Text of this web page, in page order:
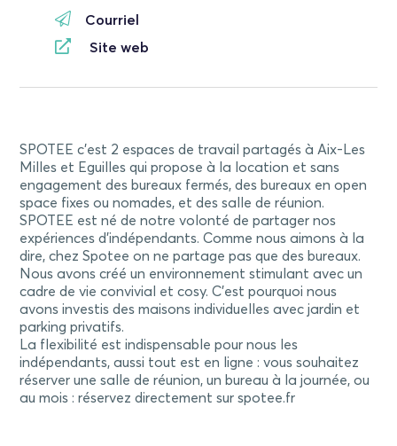
Courriel
Site web
SPOTEE c’est 2 espaces de travail partagés à Aix-Les
Milles et Eguilles qui propose à la location et sans
engagement des bureaux fermés, des bureaux en open
space fixes ou nomades, et des salle de réunion.
SPOTEE est né de notre volonté de partager nos
expériences d’indépendants. Comme nous aimons à la
dire, chez Spotee on ne partage pas que des bureaux.
Nous avons créé un environnement stimulant avec un
cadre de vie convivial et cosy. C’est pourquoi nous
avons investis des maisons individuelles avec jardin et
parking privatifs.
La flexibilité est indispensable pour nous les
indépendants, aussi tout est en ligne : vous souhaitez
réserver une salle de réunion, un bureau à la journée, ou
au mois : réservez directement sur spotee.fr